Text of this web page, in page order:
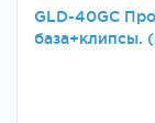
GLD-40GC
база+клипсы.